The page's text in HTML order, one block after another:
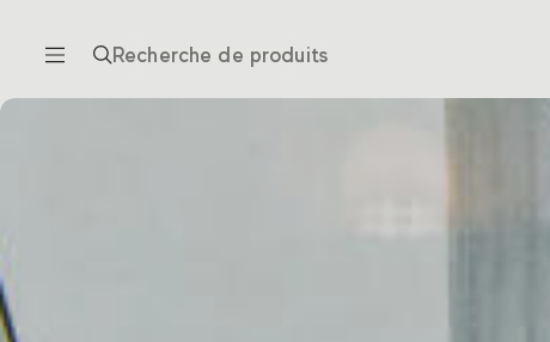
Recherche de produits